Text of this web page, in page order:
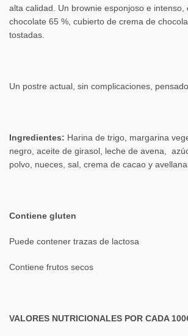
alta calidad. Un brownie esponjoso e intenso,
chocolate 65 %, cubierto de crema de
tostadas.
Un postre actual, sin complicaciones,
Ingredientes: Harina de trigo, margarina
negro, aceite de girasol, leche de avena,
polvo, nueces, sal, crema de cacao y
Contiene gluten
Puede contener trazas de lactosa
Contiene frutos secos
VALORES NUTRICIONALES POR CADA